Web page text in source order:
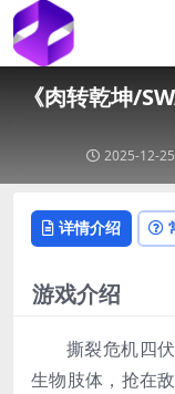
《肉转乾坤/
2025-12-25
详情介绍
游戏介绍
撕裂危机四
生物肢体，抢在